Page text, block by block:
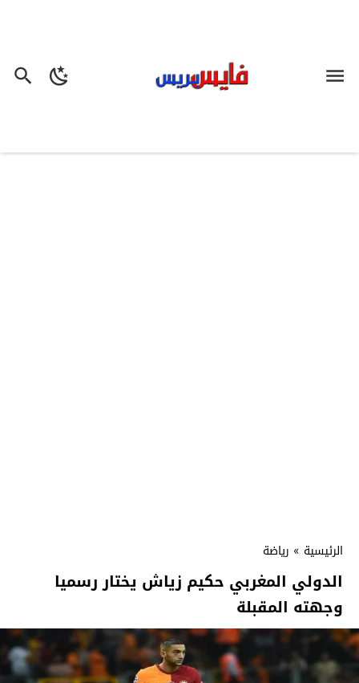
الرئيسية » رياضة
الدولي المغربي حكيم زياش يختار رسميا
وجهته المقبلة